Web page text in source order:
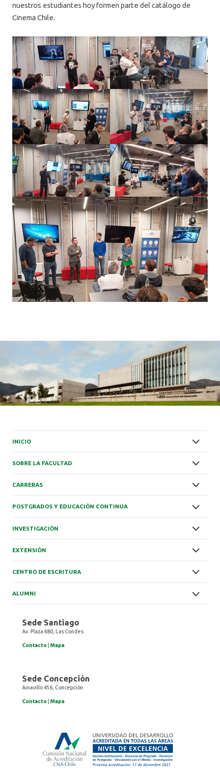
nuestros estudiantes hoy formen parte del catálogo de
Cinema Chile.
INICIO
SOBRE LA FACULTAD
CARRERAS
POSTGRADOS Y EDUCACIÓN CONTINUA
INVESTIGACIÓN
EXTENSIÓN
CENTRO DE ESCRITURA
ALUMNI
Sede Santiago
Av. Plaza 680, Las Condes
Contacto Mapa
Sede Concepción
Ainavillo 456, Concepción
Contacto Mapa